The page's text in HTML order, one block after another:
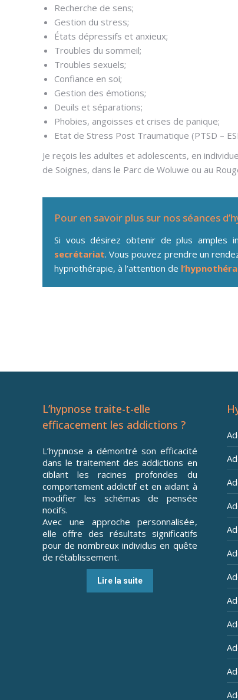
Recherche de sens;
Gestion du stress;
États dépressifs et anxieux;
Troubles du sommeil;
Troubles sexuels;
Confiance en soi;
Gestion des émotions;
Deuils et séparations;
Phobies, angoisses et crises de panique;
Etat de Stress Post Traumatique (PTSD –
Je reçois les adultes et adolescents, en
de Soignes, dans le Parc de Woluwe ou au
Pour en savoir plus sur nos séances
Si vous désirez obtenir de plus amples
secrétariat. Vous pouvez prendre un
hypnothérapie, à l’attention de
L’hypnose traite-t-elle
efficacement les addictions ?
L’hypnose a démontré son efficacité
dans le traitement des addictions en
ciblant les racines profondes du
comportement addictif et en aidant à
modifier les schémas de pensée
nocifs.
Avec une approche personnalisée,
elle offre des résultats significatifs
pour de nombreux individus en quête
de rétablissement.
Lire la suite